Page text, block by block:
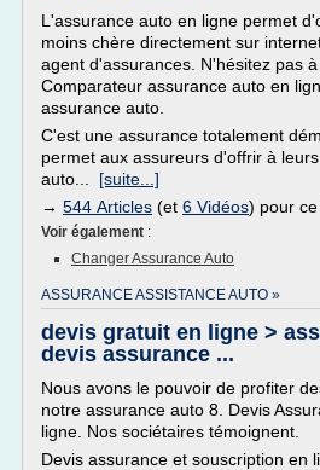
L'assurance auto en ligne permet
moins chère directement sur
agent d'assurances. N'hésitez pas
Comparateur assurance auto en
assurance auto.
C'est une assurance totalement
permet aux assureurs d'offrir à
auto... [suite...]
→ 544 Articles (et 6 Vidéos) pour
Voir également :
Changer Assurance Auto
ASSURANCE ASSISTANCE AUTO »
devis gratuit en ligne >
devis assurance ...
Nous avons le pouvoir de profiter
notre assurance auto 8. Devis
ligne. Nos sociétaires témoignent.
Devis assurance et souscription en